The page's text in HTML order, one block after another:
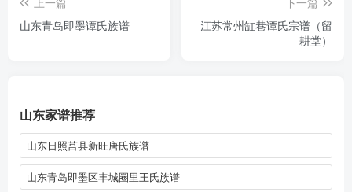
山东青岛即墨谭氏族谱
江苏常州缸巷谭氏宗谱（留
耕堂）
山东家谱推荐
山东日照莒县新旺唐氏族谱
山东青岛即墨区丰城圈里王氏族谱